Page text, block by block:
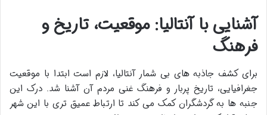
آشنایی با آنتالیا: موقعیت، تاریخ و
فرهنگ
برای کشف جاذبه های بی شمار آنتالیا، لازم است ابتدا با موقعیت
جغرافیایی، تاریخ پربار و فرهنگ غنی مردم آن آشنا شد. درک این
جنبه ها به گردشگران کمک می کند تا ارتباط عمیق تری با این شهر